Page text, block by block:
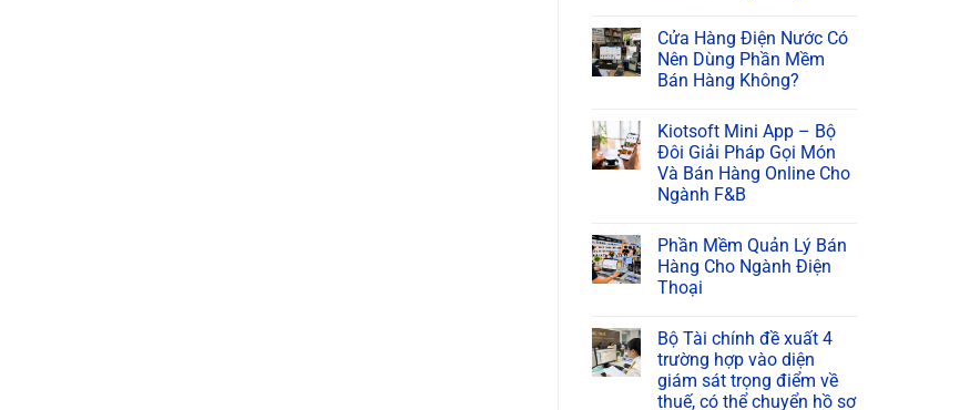
Cửa Hàng Điện Nước Có
Nên Dùng Phần Mềm
Bán Hàng Không?
Kiotsoft Mini App – Bộ
Đôi Giải Pháp Gọi Món
Và Bán Hàng Online Cho
Ngành F&B
Phần Mềm Quản Lý Bán
Hàng Cho Ngành Điện
Thoại
Bộ Tài chính đề xuất 4
trường hợp vào diện
giám sát trọng điểm về
thuế, có thể chuyển hồ sơ